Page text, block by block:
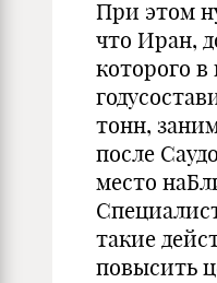
При этом
что Иран,
которого
тонн,
после
место
такие
повысить